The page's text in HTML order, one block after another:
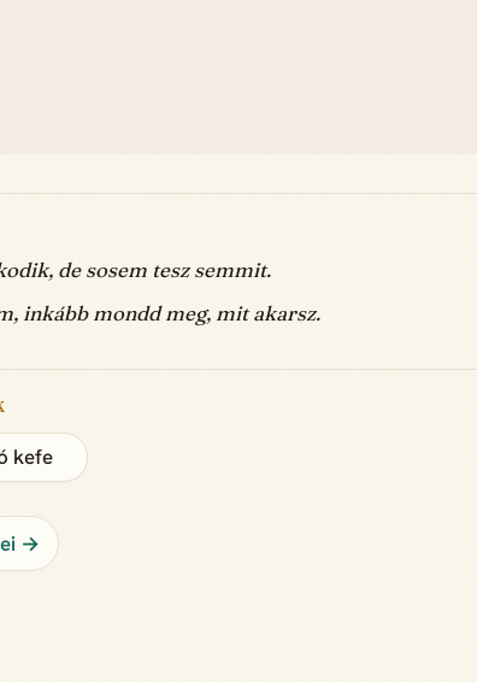
de sosem tesz semmit.
inkább mondd meg, mit akarsz.
kefe
→